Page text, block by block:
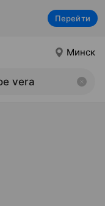
Перейти
Минск